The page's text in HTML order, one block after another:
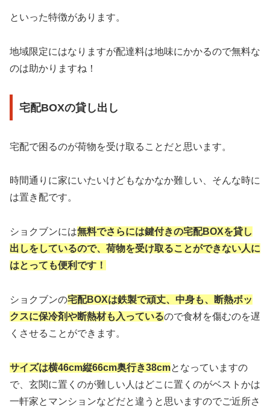
といった特徴があります。
地域限定にはなりますが配達料は地味にかかるので無料な
のは助かりますね！
宅配BOXの貸し出し
宅配で困るのが荷物を受け取ることだと思います。
時間通りに家にいたいけどもなかなか難しい、そんな時に
は置き配です。
ショクブンには無料でさらには鍵付きの宅配BOXを貸し
出しをしているので、荷物を受け取ることができない人に
はとっても便利です！
ショクブンの宅配BOXは鉄製で頑丈、中身も、断熱ボッ
クスに保冷剤や断熱材も入っているので食材を傷むのを遅
くさせることができます。
サイズは横46cm縦66cm奥行き38cmとなっていますの
で、玄関に置くのが難しい人はどこに置くのがベストかは
一軒家とマンションなどだと違うと思いますのでご近所さ